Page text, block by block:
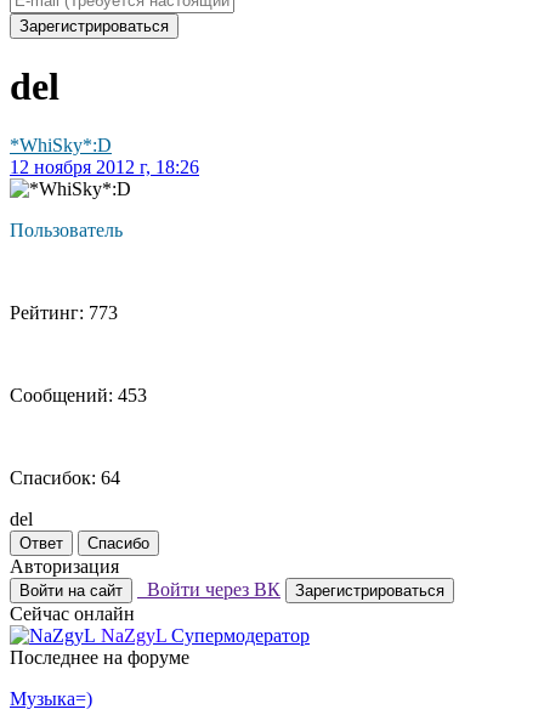
Зарегистрироваться
del
*WhiSky*:D
12 ноября 2012 г, 18:26
Пользователь
Рейтинг: 773
Сообщений: 453
Спасибок: 64
del
Ответ Спасибо
Авторизация
Войти на сайт Войти через ВК Зарегистрироваться
Сейчас онлайн
NaZgyL Супермодератор
Последнее на форуме
Музыка=)